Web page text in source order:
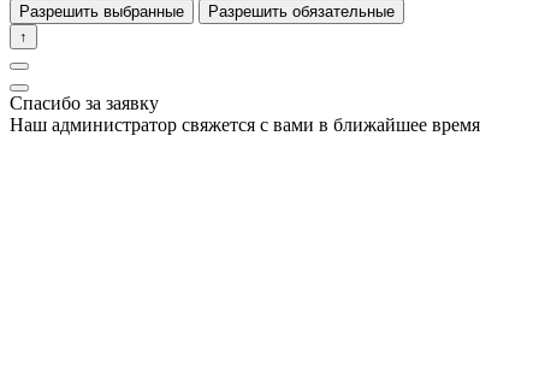
Разрешить выбранные
Разрешить обязательные
↑
Спасибо за заявку
Наш администратор свяжется с вами в ближайшее время